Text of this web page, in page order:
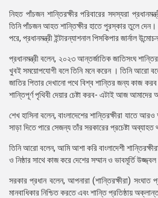
নিহত পাঁচজন শান্তিরক্ষীর পরিবারের সদস্যরা
তিনি পাঁচজন আহত শান্তিক্ষীর হাতে পুরস্কার তুলে দেন।
পরে, প্রধানমন্ত্রী ইন্টারন্যাশনাল পিসকিপার জার্নাল
প্রধানমন্ত্রী বলেন, ২০২৩ আন্তর্জাতিক জাতিসংঘ
খুবই সময়োপযোগী বলে তিনি মনে করেন । তিনি আরো
জাতির পিতার দেখানো পথে বিশ্ব শান্তির জন্য কাজ
শান্তিপূর্ণ পৃথিবী দেয়ার চেষ্টা করব- এটাই আজ আমাদের
শেখ হাসিনা বলেন, বাংলাদেশের শান্তিরক্ষীরা যাতে
সাড়া দিতে পারে সেজন্য তাঁর সরকারের প্রচেষ্টা অব্যাহত
তিনি আরো বলেন, আমি আশা করি বাংলাদেশী
ও নিষ্ঠার সাথে কাজ করে দেশের সম্মান ও ভাবমূর্তি
সরকার প্রধান বলেন, আপনারা (শান্তিরক্ষীরা) সংঘাত
মানবাধিকার নিশ্চিত করতে এবং শান্তি প্রতিষ্ঠায়